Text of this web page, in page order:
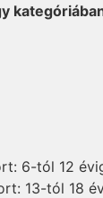
6-tól 12
13-tól 18